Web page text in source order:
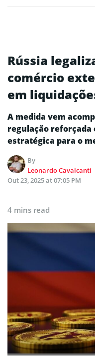
Rússia
comércio
em
A medida vem
regulação reforçada
estratégica para o
By
Leonardo Cavalcanti
Out 23, 2025 at 07:05 PM
4 mins read